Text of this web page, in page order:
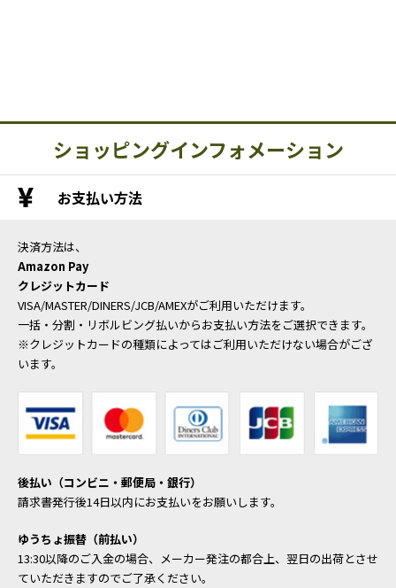
ショッピングインフォメーション
お支払い方法
決済方法は、
Amazon Pay
クレジットカード
VISA/MASTER/DINERS/JCB/AMEXがご利用いただけます。
一括・分割・リボルビング払いからお支払い方法をご選択できます。
※クレジットカードの種類によってはご利用いただけない場合がござ
います。
後払い（コンビニ・郵便局・銀行）
請求書発行後14日以内にお支払いをお願いします。
ゆうちょ振替（前払い）
13:30以降のご入金の場合、メーカー発注の都合上、翌日の出荷とさせ
ていただきますのでご了承ください。